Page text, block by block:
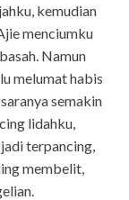
kemudian
menciumku
Namun
melumat habis
semakin
lidahku,
terpancing,
membelit,